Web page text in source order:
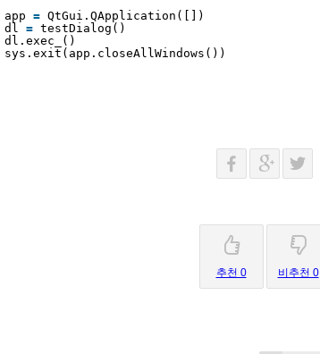
app = QtGui.QApplication([])
dl = testDialog()
dl.exec_()
sys.exit(app.closeAllWindows())
추천 0 비추천 0